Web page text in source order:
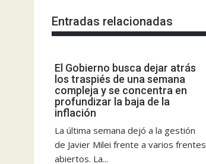
Entradas relacionadas
El Gobierno busca dejar atrás
los traspiés de una semana
compleja y se concentra en
profundizar la baja de la
inflación
La última semana dejó a la gestión
de Javier Milei frente a varios frentes
abiertos. La...